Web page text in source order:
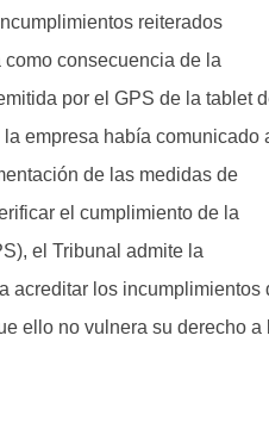
reiterados
consecuencia de la
por el GPS de la tablet
empresa había comunicado
de las medidas de
el cumplimiento de la
e​l Tribunal admite la
acreditar los incumplimientos​
ello no vulnera su derecho a